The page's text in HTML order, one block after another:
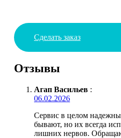
Сделать заказ
Отзывы
Агап Васильев :
06.02.2026
Сервис в целом
бывают, но их всегда
лишних нервов.